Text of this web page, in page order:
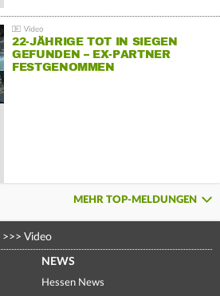
22-JÄHRIGE TOT IN SIEGEN
GEFUNDEN – EX-PARTNER
FESTGENOMMEN
MEHR TOP-MELDUNGEN
>>> Video
NEWS
Hessen News